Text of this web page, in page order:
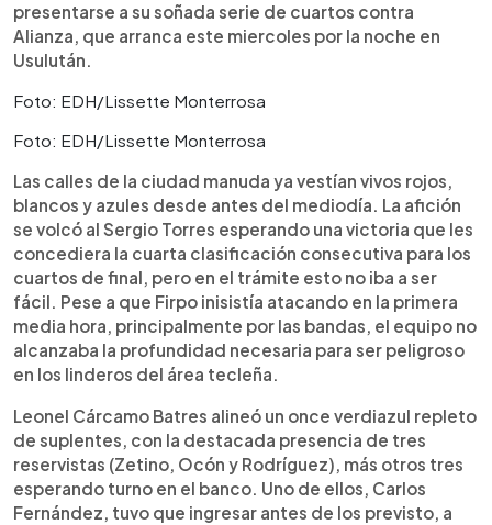
presentarse a su soñada serie de cuartos contra
Alianza, que arranca este miercoles por la noche en
Usulután.
Foto: EDH/Lissette Monterrosa
Foto: EDH/Lissette Monterrosa
Las calles de la ciudad manuda ya vestían vivos rojos,
blancos y azules desde antes del mediodía. La afición
se volcó al Sergio Torres esperando una victoria que les
concediera la cuarta clasificación consecutiva para los
cuartos de final, pero en el trámite esto no iba a ser
fácil. Pese a que Firpo inisistía atacando en la primera
media hora, principalmente por las bandas, el equipo no
alcanzaba la profundidad necesaria para ser peligroso
en los linderos del área tecleña.
Leonel Cárcamo Batres alineó un once verdiazul repleto
de suplentes, con la destacada presencia de tres
reservistas (Zetino, Ocón y Rodríguez), más otros tres
esperando turno en el banco. Uno de ellos, Carlos
Fernández, tuvo que ingresar antes de los previsto, a